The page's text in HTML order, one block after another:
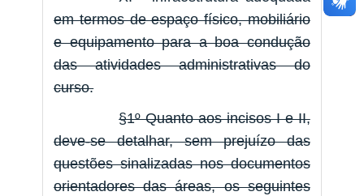
em termos de espaço físico, mobiliário
e equipamento para a boa condução
das atividades administrativas do
curso.
§1º Quanto aos incisos I e II,
deve-se detalhar, sem prejuízo das
questões sinalizadas nos documentos
orientadores das áreas, os seguintes